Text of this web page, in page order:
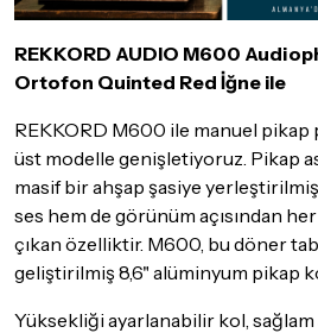
iade/değişim şartlarını kontrol
Detaylar içintıklayınız
REKKORD AUDIO M600
Ortofon Quinted Red İğne ile
REKKORD M600 ile manuel
üst modelle genişletiyoruz. Pikap
masif bir ahşap şasiye
ses hem de görünüm açısından
çıkan özelliktir. M600, bu döner
geliştirilmiş 8,6" alüminyum pikap
Yüksekliği ayarlanabilir kol,